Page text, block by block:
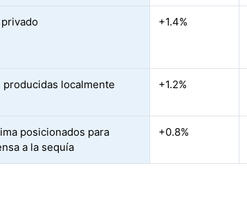
+1.4%
localmente +1.2%
posicionados para
a la sequía
+0.8%